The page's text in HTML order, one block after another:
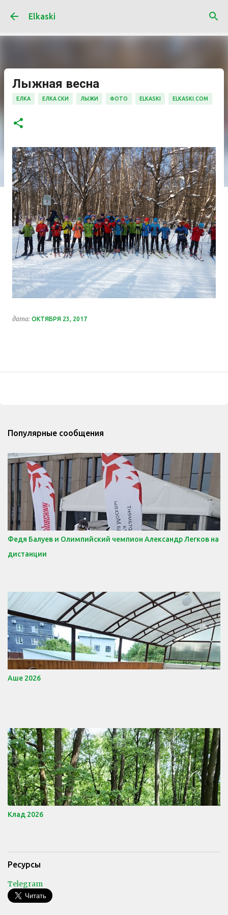
Elkaski
Лыжная весна
ЕЛКА ЕЛКА СКИ ЛЫЖИ ФОТО ELKASKI ELKASKI.COM
дата: ОКТЯБРЯ 23, 2017
Популярные сообщения
Федя Балуев и Олимпийский чемпион Александр Легков на
дистанции
Аше 2026
Клад 2026
Ресурсы
Telegram